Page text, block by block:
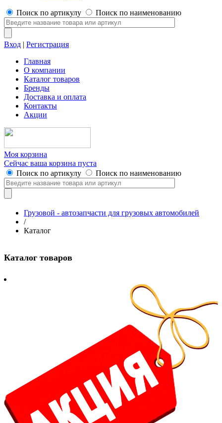
Поиск по артикулу Поиск по наименованию
Вход | Регистрация
Главная
О компании
Каталог товаров
Бренды
Доставка и оплата
Контакты
Акции
Моя корзина
Сейчас ваша корзина пуста
Поиск по артикулу
Поиск по наименованию
Грузовой - автозапчасти для грузовых автомобилей
/
Каталог
Каталог товаров